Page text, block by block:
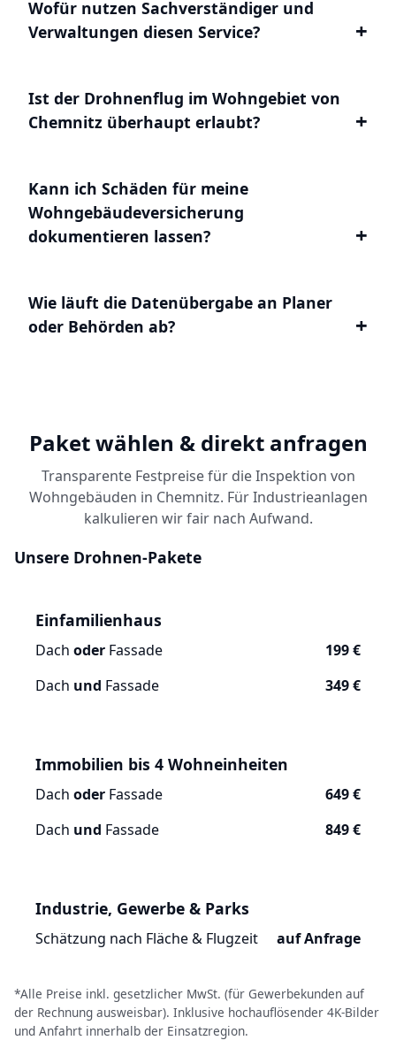
Wofür nutzen Sachverständiger und
Verwaltungen diesen Service?
Ist der Drohnenflug im Wohngebiet von
Chemnitz überhaupt erlaubt?
Kann ich Schäden für meine
Wohngebäudeversicherung
dokumentieren lassen?
Wie läuft die Datenübergabe an Planer
oder Behörden ab?
Paket wählen & direkt anfragen
Transparente Festpreise für die Inspektion von
Wohngebäuden in Chemnitz. Für Industrieanlagen
kalkulieren wir fair nach Aufwand.
Unsere Drohnen-Pakete
Einfamilienhaus
Dach oder Fassade
199 €
Dach und Fassade 349 €
Immobilien bis 4 Wohneinheiten
Dach oder Fassade
649 €
Dach und Fassade 849 €
Industrie, Gewerbe & Parks
Schätzung nach Fläche & Flugzeit auf Anfrage
*Alle Preise inkl. gesetzlicher MwSt. (für Gewerbekunden auf
der Rechnung ausweisbar). Inklusive hochauflösender 4K-Bilder
und Anfahrt innerhalb der Einsatzregion.